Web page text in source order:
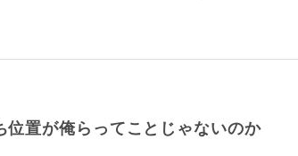
位置が俺らってことじゃないのか